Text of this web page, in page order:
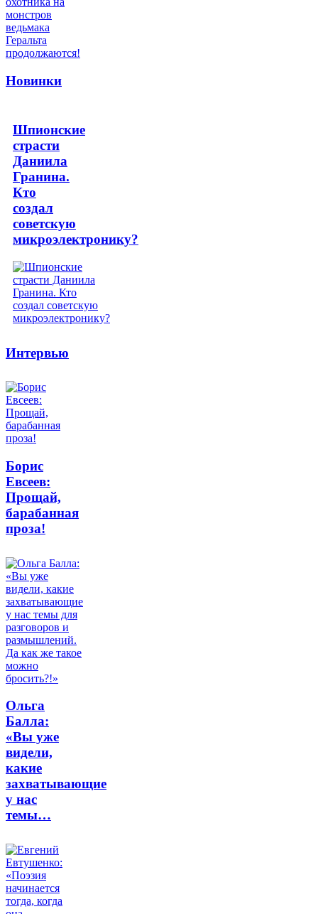
Новинки
Шпионские
страсти
Даниила
Гранина.
Кто
создал
советскую
микроэлектронику?
Интервью
Борис
Евсеев:
Прощай,
барабанная
проза!
Ольга
Балла:
«Вы уже
видели,
какие
захватывающие
у нас
темы…